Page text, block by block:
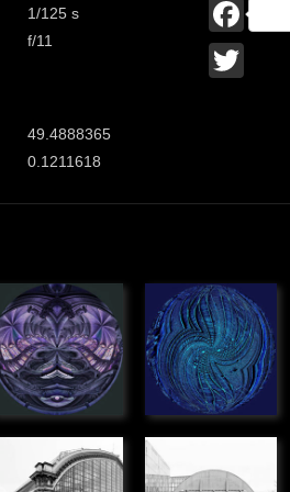
1/125 s
f/11
49.4888365
0.1211618
Anamorphose
» Graphique
Anamorphose
» Graphique
Gare St
Jean,
Halle Boca,
Bordeaux